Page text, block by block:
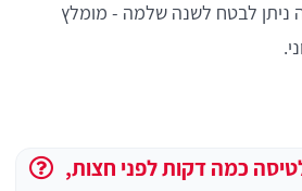
ניתן לבטח לשנה שלמה - מומלץ
כמה דקות לפני חצות,